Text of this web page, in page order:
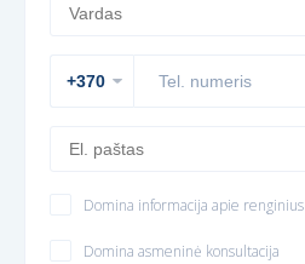
Domina informacija apie renginius
Domina asmeninė konsultacija